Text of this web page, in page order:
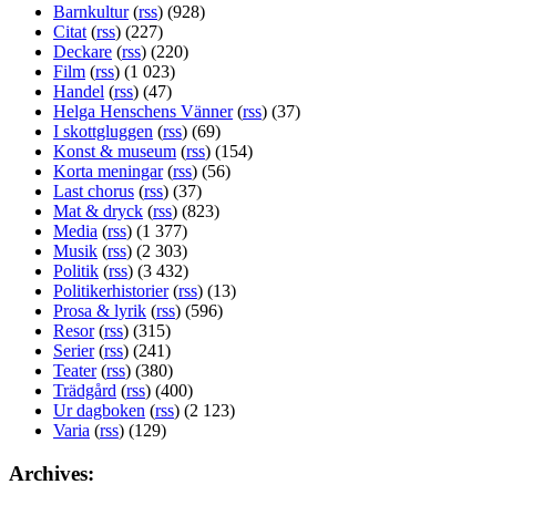
Barnkultur(rss) (928)
Citat (rss) (227)
Deckare (rss) (220)
Film (rss) (1 023)
Handel (rss) (47)
Helga Henschens Vänner(rss) (37)
I skottgluggen (rss) (69)
Konst & museum (rss) (154)
Korta meningar(rss) (56)
Last chorus (rss) (37)
Mat & dryck (rss) (823)
Media (rss) (1 377)
Musik (rss) (2 303)
Politik (rss) (3 432)
Politikerhistorier(rss) (13)
Prosa & lyrik (rss) (596)
Resor(rss) (315)
Serier(rss) (241)
Teater(rss) (380)
Trädgård (rss) (400)
Ur dagboken (rss) (2 123)
Varia (rss) (129)
Archives: